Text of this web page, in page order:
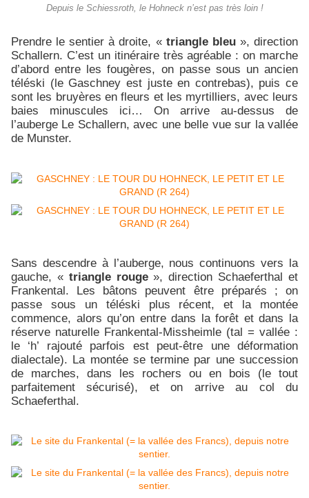
Depuis le Schiessroth, le Hohneck n’est pas très loin !
Prendre le sentier à droite, « triangle bleu», direction
Schallern. C’est un itinéraire très agréable : on marche
d’abord entre les fougères, on passe sous un ancien
téléski (le Gaschney est juste en contrebas), puis ce
sont les bruyères en fleurs et les myrtilliers, avec leurs
baies minuscules ici… On arrive au-dessus de
l’auberge Le Schallern, avec une belle vue sur la vallée
de Munster.
Sans descendre à l’auberge, nous continuons vers la
gauche, « triangle rouge», direction Schaeferthal et
Frankental. Les bâtons peuvent être préparés ; on
passe sous un téléski plus récent, et la montée
commence, alors qu’on entre dans la forêt et dans la
réserve naturelle Frankental-Missheimle (tal = vallée :
le ‘h’ rajouté parfois est peut-être une déformation
dialectale). La montée se termine par une succession
de marches, dans les rochers ou en bois (le tout
parfaitement sécurisé), et on arrive au col du
Schaeferthal.